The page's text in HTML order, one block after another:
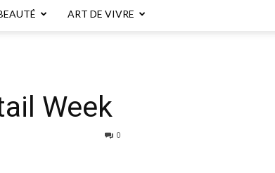
ART DE VIVRE
Week
0